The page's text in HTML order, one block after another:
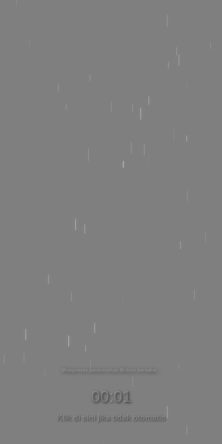
Memproses pembersihan Mohon bersabar
00:01
Klik di sini jika tidak otomatis